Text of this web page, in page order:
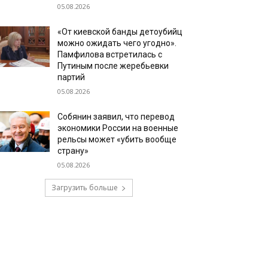
05.08.2026
«От киевской банды детоубийц
можно ожидать чего угодно».
Памфилова встретилась с
Путиным после жеребьевки
партий
05.08.2026
Собянин заявил, что перевод
экономики России на военные
рельсы может «убить вообще
страну»
05.08.2026
Загрузить больше